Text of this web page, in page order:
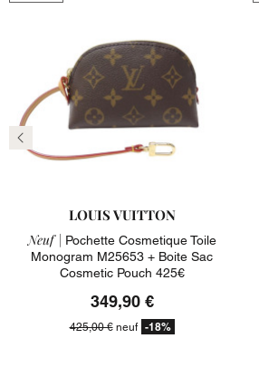
LOUIS VUITTON
Neuf |
Pochette Cosmetique Toile
Monogram M25653 + Boite Sac
Cosmetic Pouch 425€
349,90 €
425,00 €neuf -18%